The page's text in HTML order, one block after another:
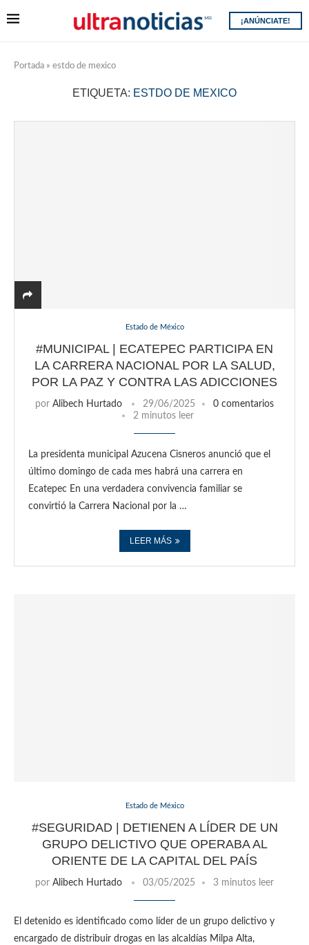
¡ANÚNCIATE!
Portada » estdo de mexico
ETIQUETA: ESTDO DE MEXICO
Estado de México
#MUNICIPAL | ECATEPEC PARTICIPA EN
LA CARRERA NACIONAL POR LA SALUD,
POR LA PAZ Y CONTRA LAS ADICCIONES
por Alibech Hurtado 29/06/2025
0 comentarios
2 minutos leer
La presidenta municipal Azucena Cisneros anunció que el
último domingo de cada mes habrá una carrera en
Ecatepec En una verdadera convivencia familiar se
convirtió la Carrera Nacional por la …
LEER MÁS
Estado de México
#SEGURIDAD | DETIENEN A LÍDER DE UN
GRUPO DELICTIVO QUE OPERABA AL
ORIENTE DE LA CAPITAL DEL PAÍS
por Alibech Hurtado 03/05/2025 3 minutos leer
El detenido es identificado como líder de un grupo delictivo y
encargado de distribuir drogas en las alcaldías Milpa Alta,